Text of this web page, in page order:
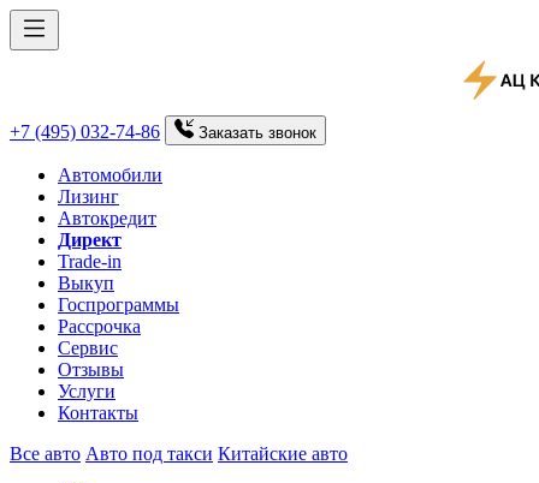
+7 (495) 032-74-86 Заказать звонок
Автомобили
Лизинг
Автокредит
Директ
Trade-in
Выкуп
Госпрограммы
Рассрочка
Сервис
Отзывы
Услуги
Контакты
Все авто Авто под такси Китайские авто